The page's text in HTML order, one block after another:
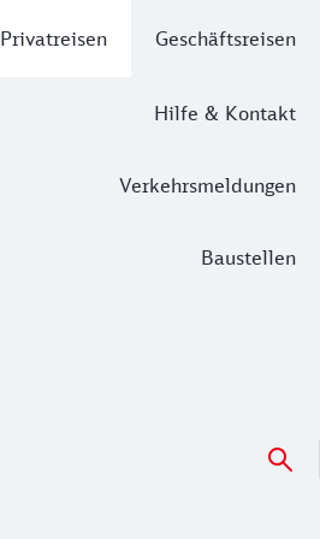
Privatreisen Geschäftsreisen
Hilfe & Kontakt
Verkehrsmeldungen
Baustellen